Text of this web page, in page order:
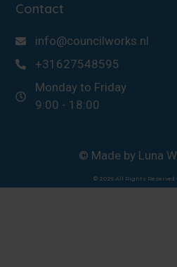
Contact
info@councilworks.nl
+31627548595
Monday to Friday
9:00 - 18:00
© Made by Luna
© 2025 All Rights Reserved